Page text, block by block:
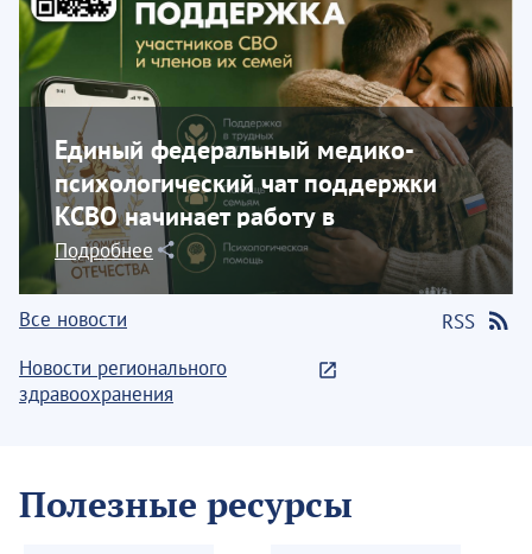
Единый федеральный медико-
психологический чат поддержки
КСВО начинает работу в
социальной сети...
Подробнее
Все новости
RSS
Новости регионального
здравоохранения
Полезные ресурсы